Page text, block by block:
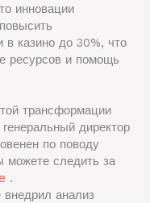
инновации
в казино до 30%, что
ресурсов и помощь
трансформации
директор
по поводу
можете следить за
.
анализ